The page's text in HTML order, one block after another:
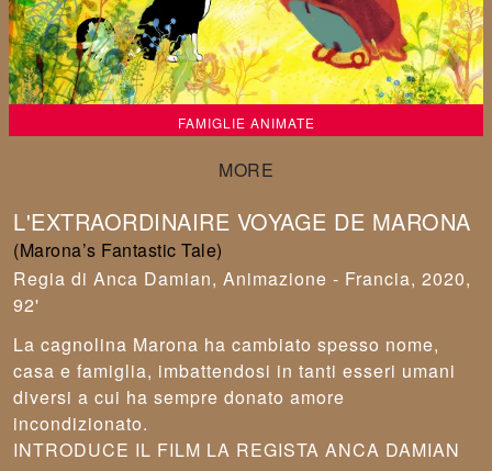
FAMIGLIE ANIMATE
L'EXTRAORDINAIRE VOYAGE DE MARONA
(Marona’s Fantastic Tale)
Anca Damian, Animazione - Francia, 2020,
92'
La cagnolina Marona ha cambiato spesso nome,
casa e famiglia, imbattendosi in tanti esseri umani
diversi a cui ha sempre donato amore
incondizionato.
INTRODUCE IL FILM LA REGISTA ANCA DAMIAN